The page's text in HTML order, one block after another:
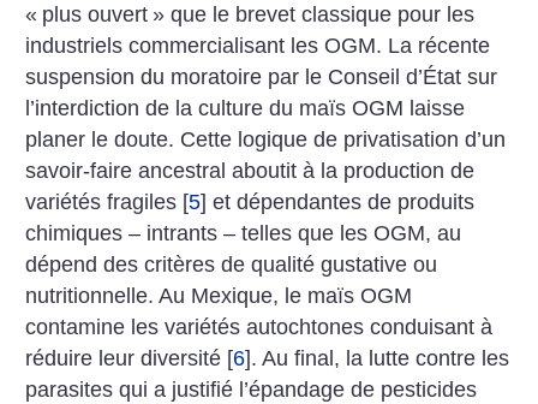
« plus ouvert » que le brevet classique pour les
industriels commercialisant les OGM. La récente
suspension du moratoire par le Conseil d’État sur
l’interdiction de la culture du maïs OGM laisse
planer le doute. Cette logique de privatisation d’un
savoir-faire ancestral aboutit à la production de
variétés fragiles [5] et dépendantes de produits
chimiques – intrants – telles que les OGM, au
dépend des critères de qualité gustative ou
nutritionnelle. Au Mexique, le maïs OGM
contamine les variétés autochtones conduisant à
réduire leur diversité [6]. Au final, la lutte contre les
parasites qui a justifié l’épandage de pesticides